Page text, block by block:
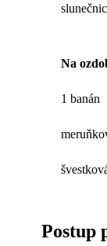
Na
1 banán
Postup